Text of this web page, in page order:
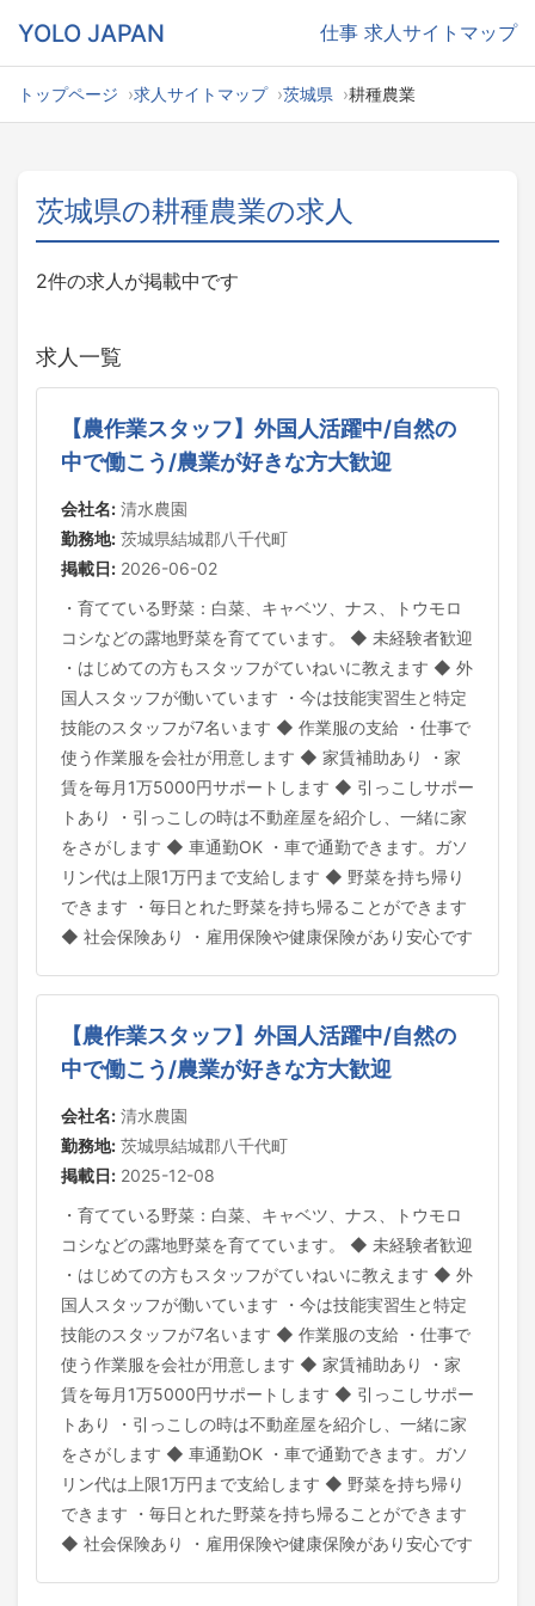
YOLO JAPAN 仕事 求人サイトマップ
トップページ 求人サイトマップ 茨城県 耕種農業
茨城県の耕種農業の求人
2件の求人が掲載中です
求人一覧
【農作業スタッフ】外国人活躍中/自然の
中で働こう/農業が好きな方大歓迎
会社名: 清水農園
勤務地: 茨城県結城郡八千代町
掲載日: 2026-06-02
・育てている野菜：白菜、キャベツ、ナス、トウモロ
コシなどの露地野菜を育てています。 ◆ 未経験者歓迎
・はじめての方もスタッフがていねいに教えます ◆ 外
国人スタッフが働いています ・今は技能実習生と特定
技能のスタッフが7名います ◆ 作業服の支給 ・仕事で
使う作業服を会社が用意します ◆ 家賃補助あり ・家
賃を毎月1万5000円サポートします ◆ 引っこしサポー
トあり ・引っこしの時は不動産屋を紹介し、一緒に家
をさがします ◆ 車通勤OK ・車で通勤できます。ガソ
リン代は上限1万円まで支給します ◆ 野菜を持ち帰り
できます ・毎日とれた野菜を持ち帰ることができます
◆ 社会保険あり ・雇用保険や健康保険があり安心です
【農作業スタッフ】外国人活躍中/自然の
中で働こう/農業が好きな方大歓迎
会社名: 清水農園
勤務地: 茨城県結城郡八千代町
掲載日: 2025-12-08
・育てている野菜：白菜、キャベツ、ナス、トウモロ
コシなどの露地野菜を育てています。 ◆ 未経験者歓迎
・はじめての方もスタッフがていねいに教えます ◆ 外
国人スタッフが働いています ・今は技能実習生と特定
技能のスタッフが7名います ◆ 作業服の支給 ・仕事で
使う作業服を会社が用意します ◆ 家賃補助あり ・家
賃を毎月1万5000円サポートします ◆ 引っこしサポー
トあり ・引っこしの時は不動産屋を紹介し、一緒に家
をさがします ◆ 車通勤OK ・車で通勤できます。ガソ
リン代は上限1万円まで支給します ◆ 野菜を持ち帰り
できます ・毎日とれた野菜を持ち帰ることができます
◆ 社会保険あり ・雇用保険や健康保険があり安心です